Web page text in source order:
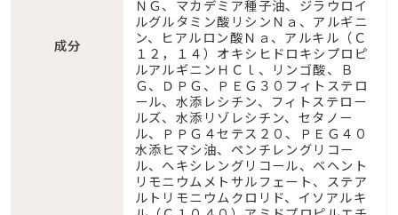
成分
ＮＧ、マカデミア種子油、ジラウロイ
ルグルタミン酸リシンＮａ、アルギニ
ン、ヒアルロン酸Ｎａ、アルキル（Ｃ
１２，１４）オキシヒドロキシプロピ
ルアルギニンＨＣｌ、リンゴ酸、Ｂ
Ｇ、ＤＰＧ、ＰＥＧ３０フィトステロ
ール、水添レシチン、フィトステロー
ルズ、水添リゾレシチン、セタノー
ル、ＰＰＧ４セテス２０、ＰＥＧ４０
水添ヒマシ油、ペンチレングリコー
ル、ヘキシレングリコール、ベヘント
リモニウムメトサルフェート、ステア
ルトリモニウムクロリド、イソアルキ